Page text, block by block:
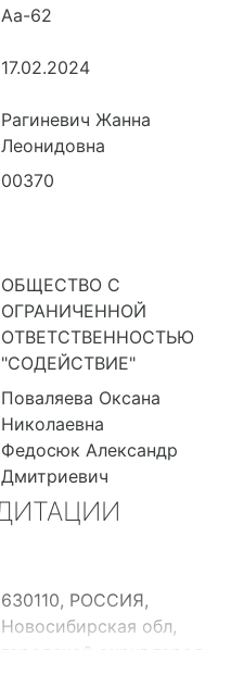
Аа-62
17.02.2024
Рагиневич Жанна
Леонидовна
00370
ОБЩЕСТВО С
ОГРАНИЧЕННОЙ
ОТВЕТСТВЕННОСТЬЮ
"СОДЕЙСТВИЕ"
Поваляева Оксана
Николаевна
Федосюк Александр
Дмитриевич
630110, РОССИЯ,
Новосибирская обл,
городской округ город